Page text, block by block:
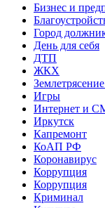
Бизнес и
Город
День для себя
ДТП
ЖКХ
Игры
Интернет и
Иркутск
Капремонт
КоАП РФ
Коронавирус
Коррупция
Коррупция
Криминал